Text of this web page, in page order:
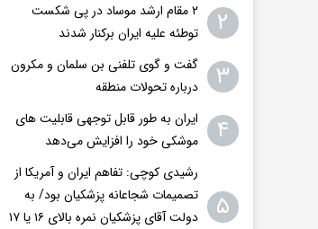
۲
۲ مقام‌ ارشد موساد در پی شکست
توطئه علیه ایران برکنار شدند
۳
گفت و گوی تلفنی بن سلمان و مکرون
درباره تحولات منطقه
۴
ایران به طور قابل توجهی قابلیت های
موشکی خود را افزایش می‌دهد
۵
رشیدی کوچی: تفاهم ایران و آمریکا از
تصمیمات شجاعانه پزشکیان بود/ به
دولت آقای پزشکیان نمره بالای ۱۶ یا ۱۷